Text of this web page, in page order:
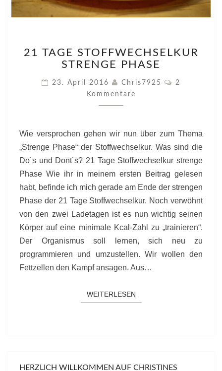
TAGE
STOFFWECHSELKUR
PHASE
21 TAGE STOFFWECHSELKUR
STRENGE PHASE
23. April 2016 Chris7925 Kommentare
2
Kommentare
Wie versprochen gehen wir nun über zum Thema
„Strenge Phase“ der Stoffwechselkur. Was sind die
Do´s und Dont´s? 21 Tage Stoffwechselkur strenge
Phase Wie ihr in meinem ersten Beitrag gelesen
habt, befinde ich mich gerade am Ende der strengen
Phase der 21 Tage Stoffwechselkur. Noch verwöhnt
von den zwei Ladetagen ist es nun wichtig seinen
Körper auf eine minimale Kcal-Zahl zu „trainieren“.
Der Organismus soll lernen, sich neu zu
programmieren und umzustellen. Wir wollen den
Fettzellen den Kampf ansagen. Aus…
WEITERLESENWEITERLESEN
HERZLICH WILLKOMMEN AUF CHRISTINES